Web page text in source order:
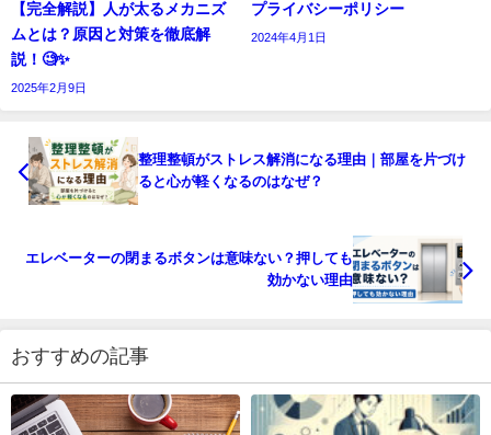
【完全解説】人が太るメカニズ
ムとは？原因と対策を徹底解
説！🧐✨
2025年2月9日
プライバシーポリシー
2024年4月1日
整理整頓がストレス解消になる理由｜部屋を片づけ
ると心が軽くなるのはなぜ？
エレベーターの閉まるボタンは意味ない？押しても
効かない理由
おすすめの記事